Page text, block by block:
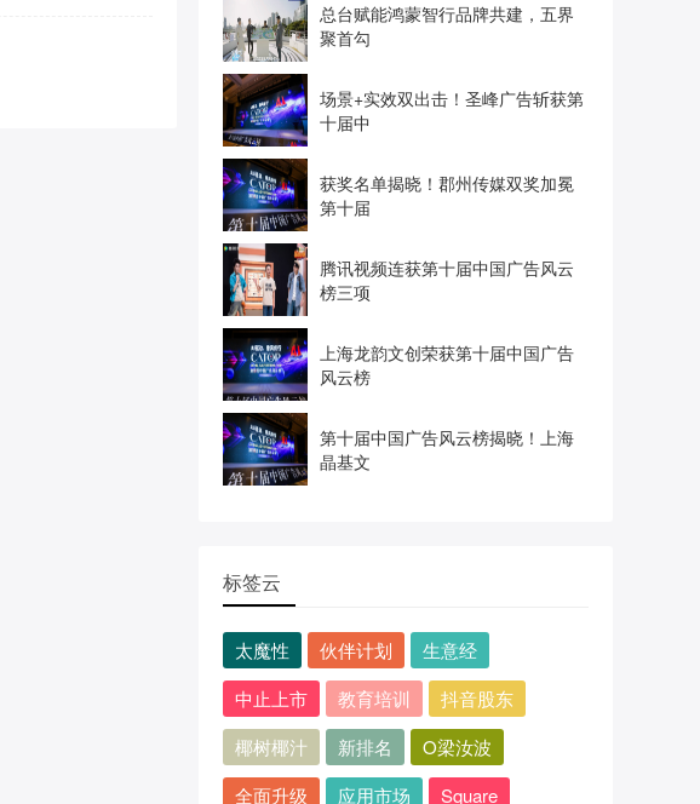
总台赋能鸿蒙智行品牌共建，五界
聚首勾
场景+实效双出击！圣峰广告斩获第
十届中
获奖名单揭晓！郡州传媒双奖加冕
第十届
腾讯视频连获第十届中国广告风云
榜三项
上海龙韵文创荣获第十届中国广告
风云榜
第十届中国广告风云榜揭晓！上海
晶基文
标签云
太魔性 伙伴计划
生意经
中止上市
教育培训
抖音股东
椰树椰汁
新排名
O梁汝波
全面升级
应用市场
Square